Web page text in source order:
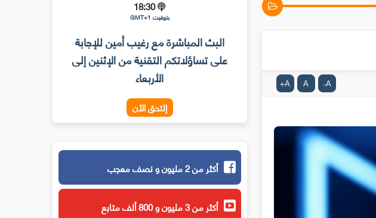
A
-
A
A
+
18:30
بتوقيت GMT+1
البث المباشرة مع رغيب أمين للإجابة
على تساؤلاتكم التقنية من الإثنين إلى
الأربعاء
إلتحق الأن
أكثر من 2 مليون و نصف معجب
أكثر من 3 مليون و 800 ألف متابع